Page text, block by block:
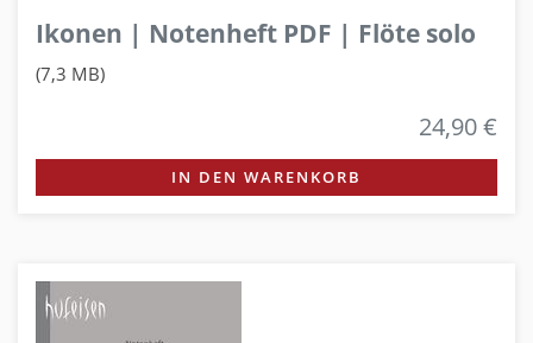
Ikonen | Notenheft PDF | Flöte solo
(7,3 MB)
24,90 €
IN DEN WARENKORB